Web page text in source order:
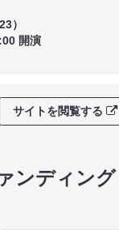
）
開演
サイトを閲覧する
ンディング